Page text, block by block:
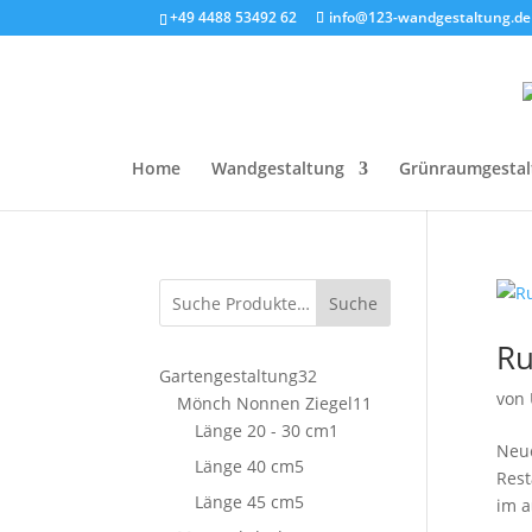
+49 4488 53492 62 info@123-wandgestaltung.de
Home Wandgestaltung
von
im
Suche
Gartengestaltung32
Produkte
Mönch Nonnen Ziegel11
Länge 20 - 30 cm1
Länge 40 cm5
Länge 45 cm5